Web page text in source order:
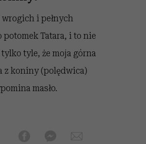
wrogich i pełnych
Tatara, i to nie
tyle, że moja górna
z koniny (polędwica)
masło.